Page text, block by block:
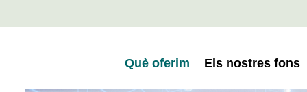
Què oferim Els nostres fons